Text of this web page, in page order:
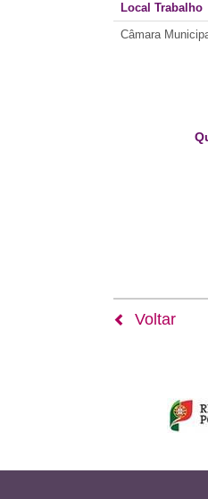
Local Trabalho
Câmara
Voltar